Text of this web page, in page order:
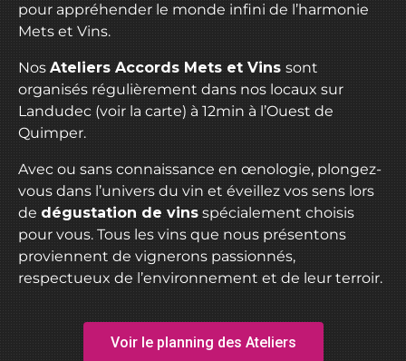
pour appréhender le monde infini de l’harmonie
Mets et Vins.
Nos Ateliers Accords Mets et Vins sont
organisés régulièrement dans nos locaux sur
Landudec (voir la carte) à 12min à l’Ouest de
Quimper.
Avec ou sans connaissance en œnologie, plongez-
vous dans l’univers du vin et éveillez vos sens lors
de dégustation de vins spécialement choisis
pour vous. Tous les vins que nous présentons
proviennent de vignerons passionnés,
respectueux de l’environnement et de leur terroir.
Voir le planning des Ateliers